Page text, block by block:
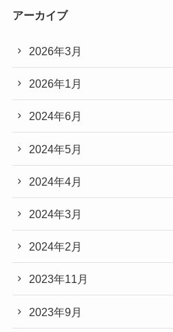
アーカイブ
2026年3月
2026年1月
2024年6月
2024年5月
2024年4月
2024年3月
2024年2月
2023年11月
2023年9月